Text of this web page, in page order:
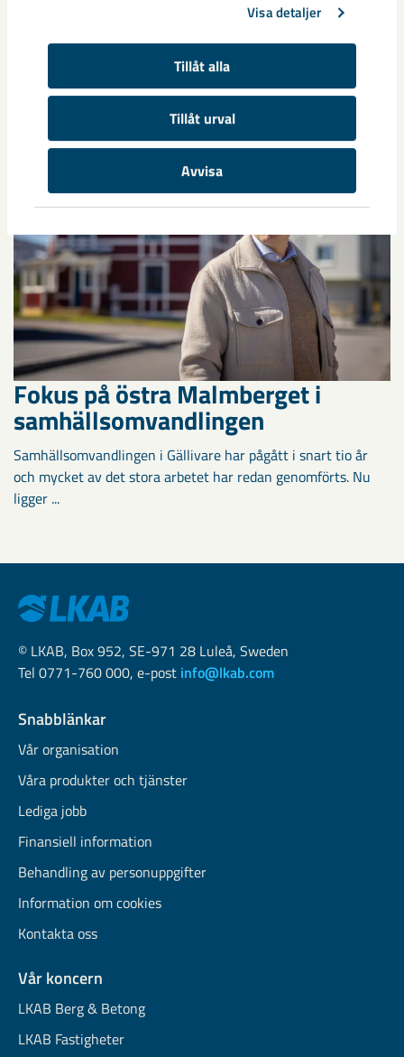
Visa detaljer
Tillåt alla
Tillåt urval
Avvisa
Nytt sovringsverk växer fram
Nu syns det hur LKAB:s nya sovringsverk successivt tar form.
Anläggningen kommer att ersätta det befintliga verket från
Fokus på östra Malmberget i
samhällsomvandlingen
Samhällsomvandlingen i Gällivare har pågått i snart tio år
och mycket av det stora arbetet har redan genomförts. Nu
ligger ...
© LKAB, Box 952, SE-971 28 Luleå, Sweden
Tel 0771-760 000, e-post info@lkab.com
Snabblänkar
Vår organisation
Våra produkter och tjänster
Lediga jobb
Finansiell information
Behandling av personuppgifter
Information om cookies
Kontakta oss
Vår koncern
LKAB Berg & Betong
LKAB Fastigheter